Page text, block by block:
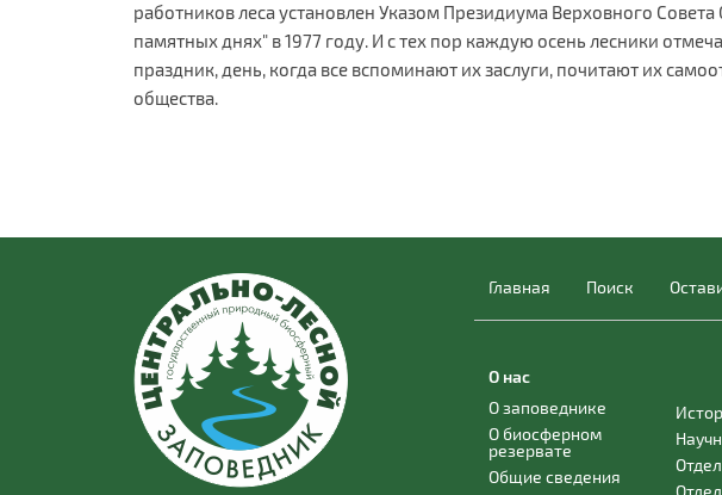
работников леса установлен Указом Президиума Верховного
памятных днях" в 1977 году. И с тех пор каждую осень лесники
праздник, день, когда все вспоминают их заслуги, почитают их
общества.
Главная Поиск
О нас
О заповеднике
О биосферном
резервате
Общие сведения
Отдел